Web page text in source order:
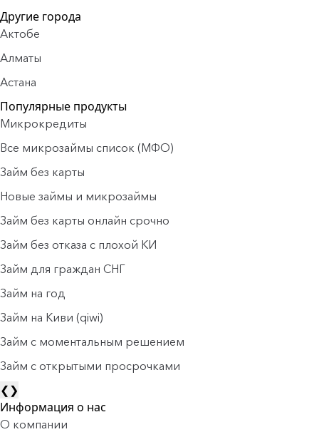
Другие города
Актобе
Алматы
Астана
Популярные продукты
Микрокредиты
Все микрозаймы список (МФО)
Займ без карты
Новые займы и микрозаймы
Займ без карты онлайн срочно
Займ без отказа с плохой КИ
Займ для граждан СНГ
Займ на год
Займ на Киви (qiwi)
Займ c моментальным решением
Займ с открытыми просрочками
❮❯
Информация о нас
О компании